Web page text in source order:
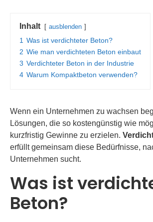
Inhalt ausblenden
1 Was ist verdichteter Beton?
2 Wie man verdichteten Beton einbaut
3 Verdichteter Beton in der Industrie
4 Warum Kompaktbeton verwenden?
Wenn ein Unternehmen zu wachsen
Lösungen, die so kostengünstig wie
kurzfristig Gewinne zu erzielen.
erfüllt gemeinsam diese Bedürfnisse,
Unternehmen sucht.
Was ist
Beton?